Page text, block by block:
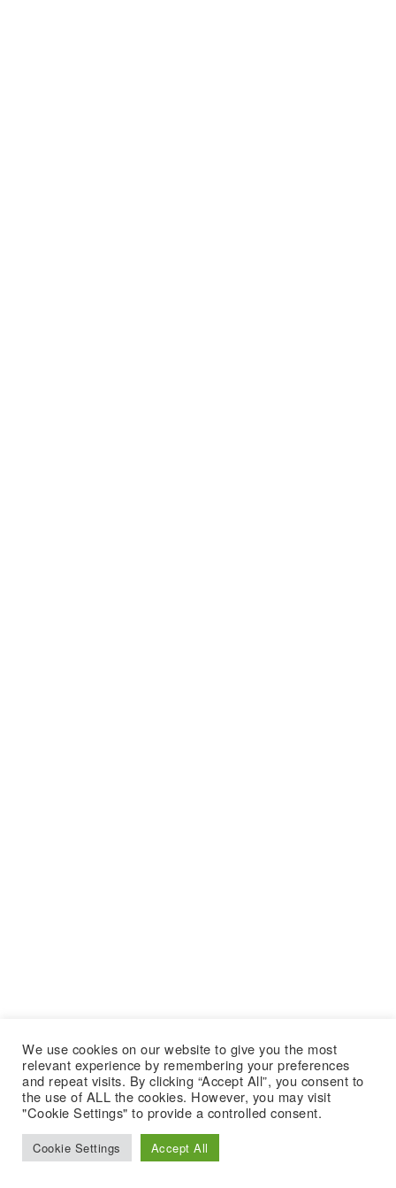
We use cookies on our website to give you the most
relevant experience by remembering your preferences
and repeat visits. By clicking “Accept All”, you consent to
the use of ALL the cookies. However, you may visit
"Cookie Settings" to provide a controlled consent.
Cookie Settings Accept All